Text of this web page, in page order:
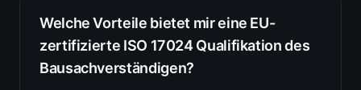
Welche Vorteile bietet mir eine EU-
zertifizierte ISO 17024 Qualifikation des
Bausachverständigen?